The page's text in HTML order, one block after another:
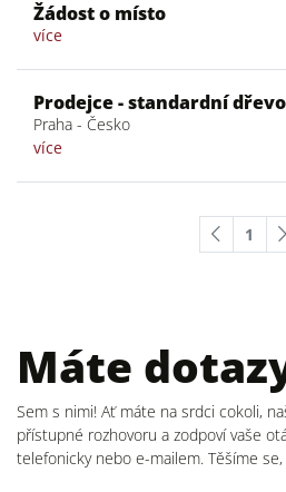
Žádost o místo
více
Prodejce - standardní
Praha - Česko
více
1
Máte
Sem s nimi! Ať máte na srdci cokoli,
přístupné rozhovoru a zodpoví vaše
telefonicky nebo e-mailem. Těšíme